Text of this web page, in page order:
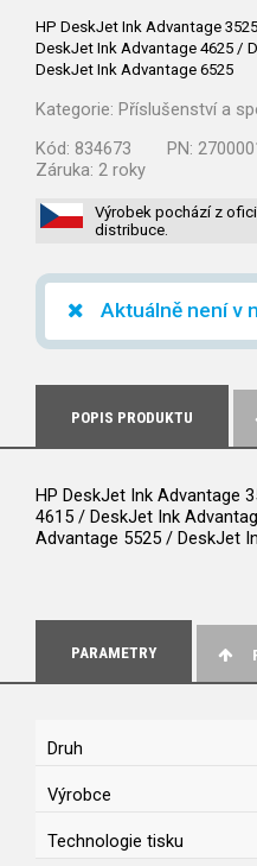
HP DeskJet Ink Advantage
DeskJet Ink Advantage 4625 /
DeskJet Ink Advantage 6525
Kategorie: Příslušenství a
Kód: 834673 PN:
Záruka: 2 roky
Výrobek pochází z
distribuce.
Aktuálně není v
POPIS PRODUKTU
HP DeskJet Ink Advantage
4615 / DeskJet Ink
Advantage 5525 / DeskJet
PARAMETRY
Druh
Výrobce
Technologie tisku